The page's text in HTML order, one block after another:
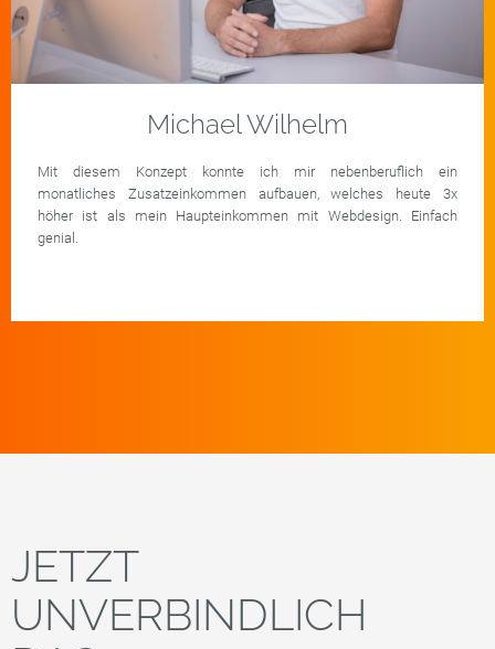
Michael Wilhelm
Mit diesem Konzept konnte ich mir nebenberuflich ein
monatliches Zusatzeinkommen aufbauen, welches heute 3x
höher ist als mein Haupteinkommen mit Webdesign. Einfach
genial.
JETZT
UNVERBINDLICH